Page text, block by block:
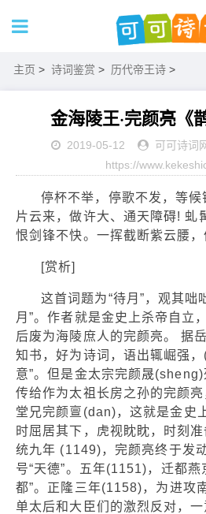
主页 > 诗词鉴赏 > 历代帝王诗 >
金海陵王·完颜亮《
2019-05-12 可可诗词
https://
停杯不举，停歌不发，等
片云来，做许大、通天障碍! 虬
恨剑锋不快。一挥截断紫云腰
[赏析]
这首词题为“待月”，观其咄
月”。作者就是金史上杀帝自立
后废为海陵庶人的完颜亮。 据
知书，好为诗词，语出辄崛强
意”。但是金太宗完颜晟
传给作为太祖长房之孙的完颜
堂兄完颜亶(dan)，这就是金史
时屈居其下，虎视眈眈，时刻
统九年 (1149)，完颜亮终于发
号“天德”。五年(1151)，迁都燕
都”。正隆三年(1158)，为进攻
单太后和大臣们的激烈反对，